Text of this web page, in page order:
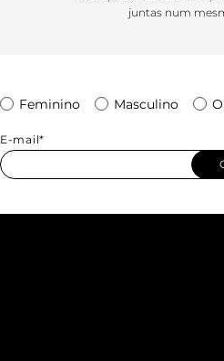
juntas num
Feminino Masculino
E-mail*